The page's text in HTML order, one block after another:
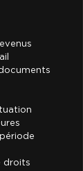
droits